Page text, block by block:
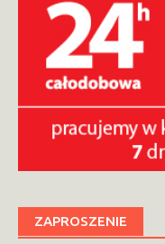
ZAPROSZENIE